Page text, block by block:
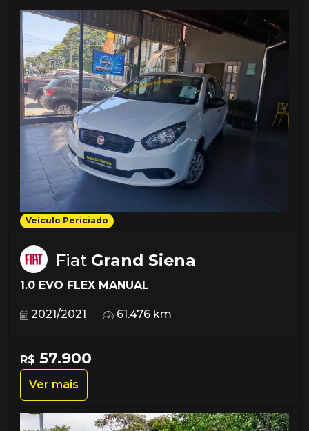
Veículo Periciado
Fiat Grand Siena
1.0 EVO FLEX MANUAL
2021/2021 61.476 km
R$ 57.900
Ver mais